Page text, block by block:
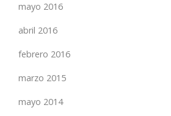
mayo 2016
abril 2016
febrero 2016
marzo 2015
mayo 2014